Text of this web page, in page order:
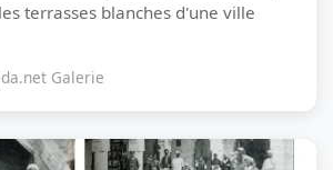
terrasses blanches d'une ville
Galerie